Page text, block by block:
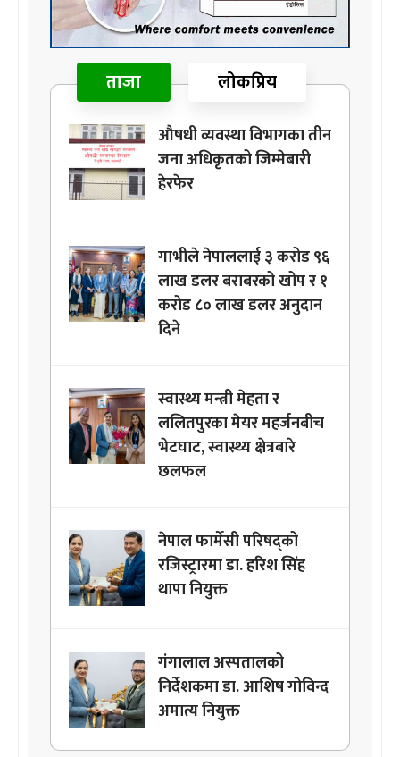
ताजा लोकप्रिय
औषधी व्यवस्था विभागका तीन
जना अधिकृतको जिम्मेबारी
हेरफेर
गाभीले नेपाललाई ३ करोड ९६
लाख डलर बराबरको खोप र १
करोड ८० लाख डलर अनुदान
दिने
स्वास्थ्य मन्त्री मेहता र
ललितपुरका मेयर महर्जनबीच
भेटघाट, स्वास्थ्य क्षेत्रबारे
छलफल
नेपाल फार्मेसी परिषद्को
रजिस्ट्रारमा डा. हरिश सिंह
थापा नियुक्त
गंगालाल अस्पतालको
निर्देशकमा डा. आशिष गोविन्द
अमात्य नियुक्त